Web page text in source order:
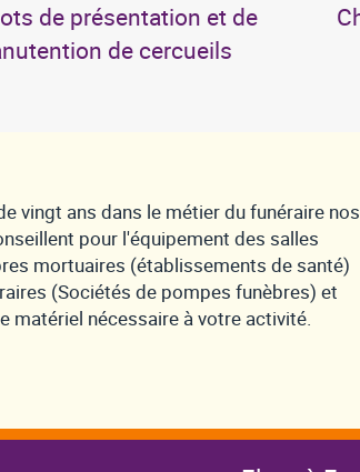
de présentation et de
de cercueils
vingt ans dans le métier du funéraire nos
pour l'équipement des salles
mortuaires (établissements de santé)
(Sociétés de pompes funèbres) et
matériel nécessaire à votre activité.